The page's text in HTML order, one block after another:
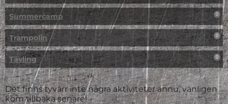
Summercamp 0
Trampolin 0
Tävling 0
Det finns tyvärr inte några aktiviteter ännu, vänligen
kom tillbaka senare!